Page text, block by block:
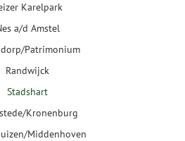
Karelpark
a/d Amstel
Patrimonium
Randwijck
Stadshart
Kronenburg
Middenhoven